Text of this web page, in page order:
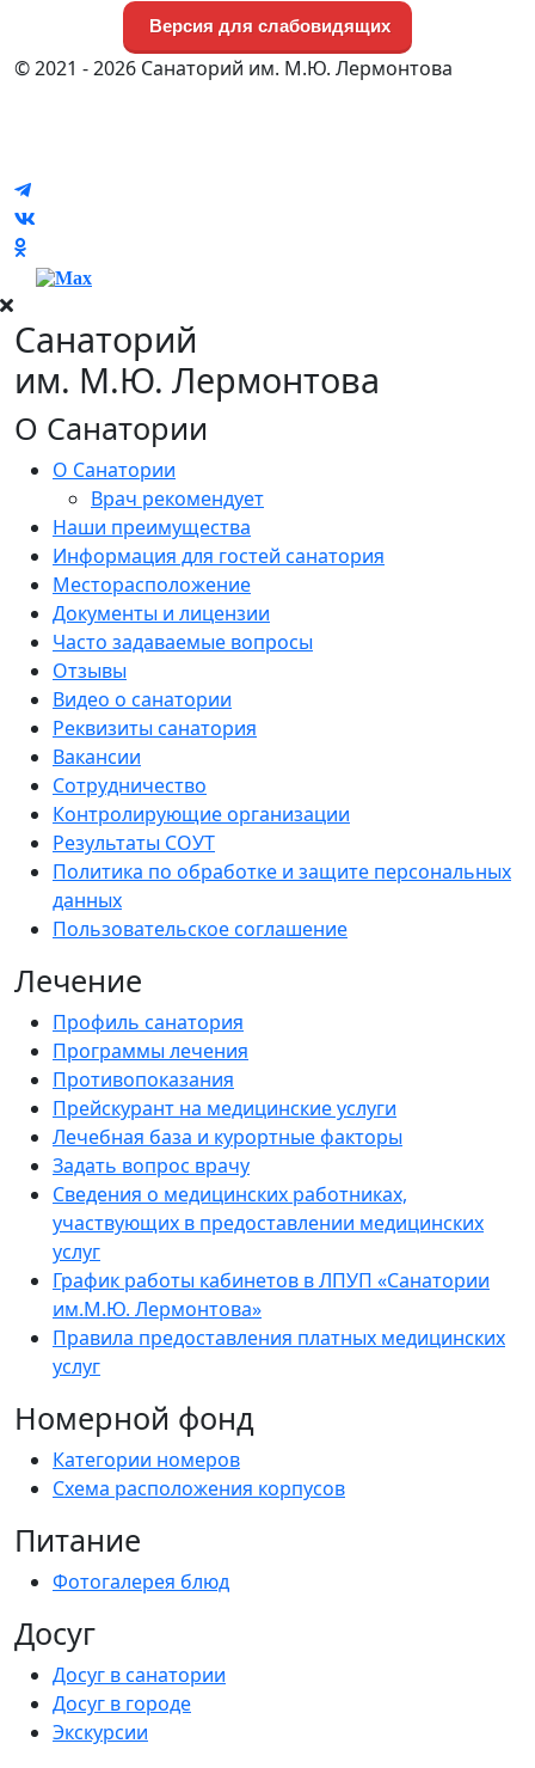
Версия для слабовидящих
© 2021 - 2026 Санаторий им. М.Ю. Лермонтова
Санаторий
им. М.Ю. Лермонтова
О Санатории
О Санатории
Врач рекомендует
Наши преимущества
Информация для гостей санатория
Месторасположение
Документы и лицензии
Часто задаваемые вопросы
Отзывы
Видео о санатории
Реквизиты санатория
Вакансии
Сотрудничество
Контролирующие организации
Результаты СОУТ
Политика по обработке и защите персональных
данных
Пользовательское соглашение
Лечение
Профиль санатория
Программы лечения
Противопоказания
Прейскурант на медицинские услуги
Лечебная база и курортные факторы
Задать вопрос врачу
Сведения о медицинских работниках,
участвующих в предоставлении медицинских
услуг
График работы кабинетов в ЛПУП «Санатории
им.М.Ю. Лермонтова»
Правила предоставления платных медицинских
услуг
Номерной фонд
Категории номеров
Схема расположения корпусов
Питание
Фотогалерея блюд
Досуг
Досуг в санатории
Досуг в городе
Экскурсии